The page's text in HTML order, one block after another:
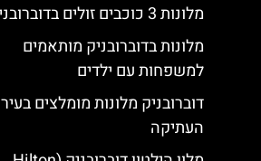
מלונות 3 כוכבים זולים בדוברובניק
מלונות בדוברובניק מותאמים
למשפחות עם ילדים
דוברובניק מלונות מומלצים בעיר
העתיקה